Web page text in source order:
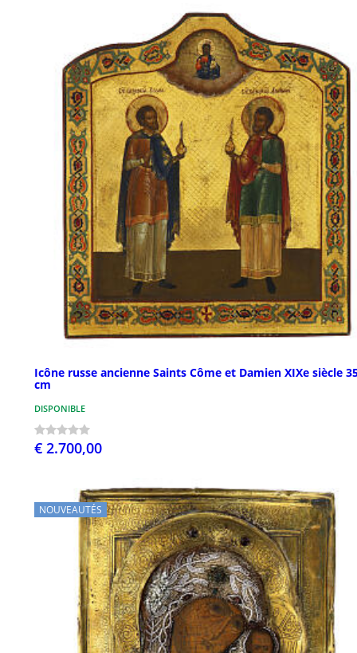
Icône russe ancienne Saints Côme et Damien XIXe siècle
cm
DISPONIBLE
€ 2.700,00
NOUVEAUTÉS